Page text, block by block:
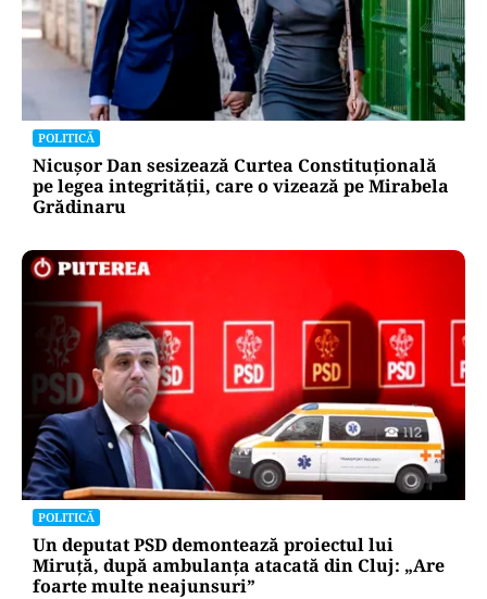
POLITICĂ
Nicușor Dan sesizează Curtea Constituțională
pe legea integrității, care o vizează pe Mirabela
Grădinaru
POLITICĂ
Un deputat PSD demontează proiectul lui
Miruță, după ambulanța atacată din Cluj: „Are
foarte multe neajunsuri”